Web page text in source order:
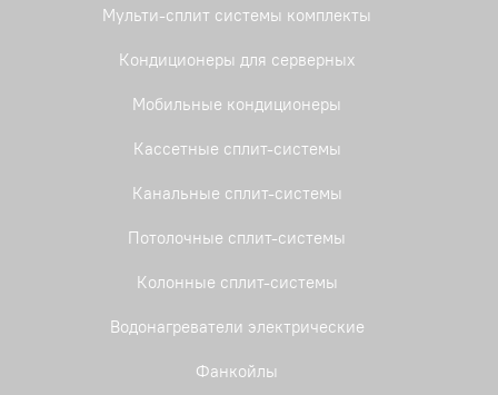
Мульти-сплит системы комплекты
Кондиционеры для серверных
Мобильные кондиционеры
Кассетные сплит-системы
Канальные сплит-системы
Потолочные сплит-системы
Колонные сплит-системы
Водонагреватели электрические
Фанкойлы